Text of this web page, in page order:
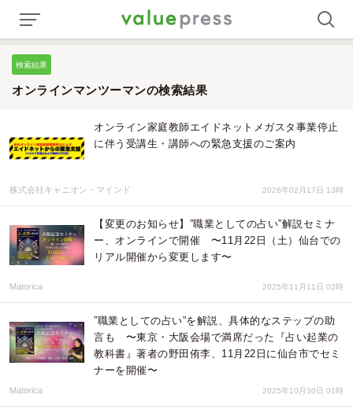
検索結果
オンラインマンツーマンの検索結果
オンライン家庭教師エイドネットメガスタ事業停止
に伴う受講生・講師への緊急支援のご案内
株式会社キャニオン・マインド 2026年02月17日 13時
【変更のお知らせ】”職業としての占い”解説セミナ
ー、オンラインで開催 〜11月22日（土）仙台での
リアル開催から変更します〜
Matorica 2025年11月11日 02時
”職業としての占い”を解説、具体的なステップの助
言も 〜東京・大阪会場で満席だった『占い起業の
教科書』著者の野田侑李、11月22日に仙台市でセミ
ナーを開催〜
Matorica 2025年10月30日 01時